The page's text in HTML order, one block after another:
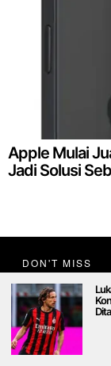
Apple Mulai
Jadi Solusi
DON'T MISS